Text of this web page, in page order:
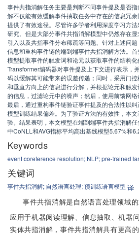
事件共指消解任务主要是判断不同事件提及是否
解不仅能有效缓解事件抽取任务中存在的信息冗
提供了有效途径。尽管许多学者利用深度学习方
研究。但是大部分事件共指消解模型中仍然存在
引入以及共指事件分布稀疏等问题。针对上述问
信息和重构事件链的端到端事件共指消解方法。
模型提取事件的触发词和论元以获取事件的结构
Transformer编码器对事件提及上下文进行表示，
码以缓解其可能带来的误差传递；同时，采用门
和垂直方向上的信息进行分解，并根据论元和触
的信息，过滤论元中的噪声；然后，使用前馈网络
最后，通过重构事件链验证事件提及的合法性以
模型训练结果偏差。为了验证方法的有效性，本
验。结果表明，本文模型在端到端事件共指消解
中CoNLL和AVG指标平均高出基线模型5.67%和
Keywords
event coreference resolution; NLP;pre-trained
关键词
事件共指消解; 自然语言处理;预训练语言模型 译
事件共指消解是自然语言处理领域
应用于机器阅读理解、信息抽取、机器
实体共指消解，事件共指消解具有更高